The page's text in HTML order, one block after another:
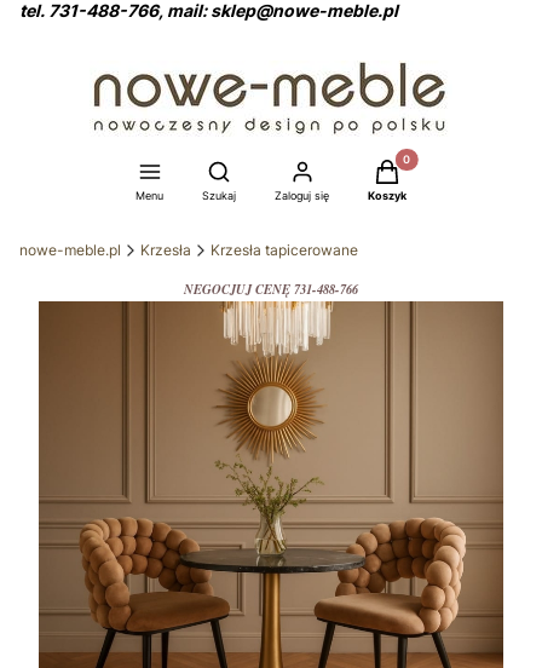
tel. 731-488-766, mail: sklep@nowe-meble.pl
Menu
Otwórz wyszukiwarkę
Szukaj Zaloguj się
Produkty w koszyku:
Koszyk
nowe-meble.pl Krzesła Krzesła tapicerowane
NEGOCJUJ CENĘ 731-488-766